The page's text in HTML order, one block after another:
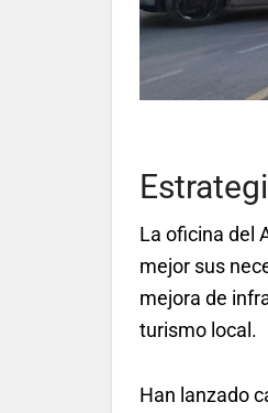
La oficina del
mejor sus
mejora de
turismo local.
Han lanzado